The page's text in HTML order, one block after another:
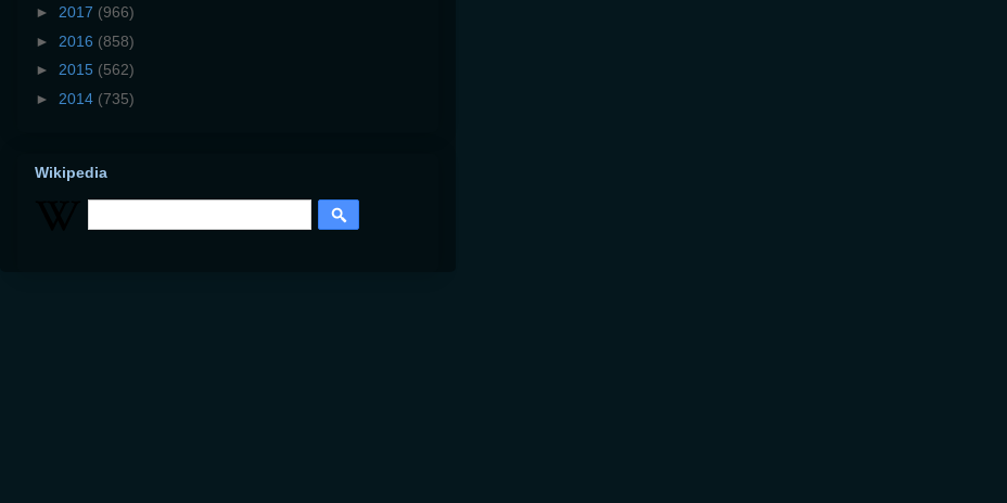
► 2017 (966)
► 2016 (858)
► 2015 (562)
► 2014 (735)
Wikipedia